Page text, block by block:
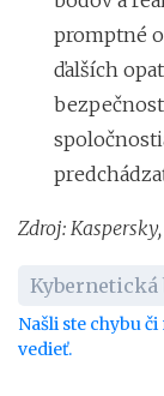
promptné
ďalších
Zdroj:
Kybernetická
Našli ste chybu
vedieť.